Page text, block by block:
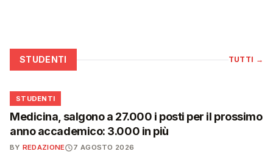
STUDENTI TUTTI →
🎓
STUDENTI
Medicina, salgono a 27.000 i posti per il prossimo
anno accademico: 3.000 in più
BY REDAZIONE 7 AGOSTO 2026